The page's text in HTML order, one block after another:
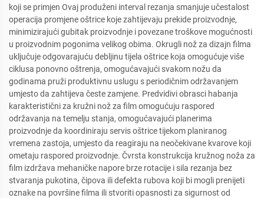
koji se primjen Ovaj produženi interval rezanja smanjuje učestalost
operacija promjene oštrice koje zahtijevaju prekide proizvodnje,
minimizirajući gubitak proizvodnje i povezane troškove mogućnosti
u proizvodnim pogonima velikog obima. Okrugli nož za dizajn filma
uključuje odgovarajuću debljinu tijela oštrice koja omogućuje više
ciklusa ponovno oštrenja, omogućavajući svakom nožu da
godinama pruži produktivnu uslugu s periodičnim održavanjem
umjesto da zahtijeva česte zamjene. Predvidivi obrasci habanja
karakteristični za kružni nož za film omogućuju raspored
održavanja na temelju stanja, omogućavajući planerima
proizvodnje da koordiniraju servis oštrice tijekom planiranog
vremena zastoja, umjesto da reagiraju na neočekivane kvarove koji
ometaju raspored proizvodnje. Čvrsta konstrukcija kružnog noža za
film izdržava mehaničke napore brze rotacije i sila rezanja bez
stvaranja pukotina, čipova ili defekta rubova koji bi mogli prenijeti
oznake na površine filma ili stvoriti opasnosti za sigurnost od